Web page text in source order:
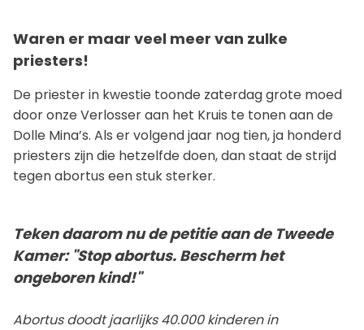
Waren er maar veel meer van zulke
priesters!
De priester in kwestie toonde zaterdag grote moed
door onze Verlosser aan het Kruis te tonen aan de
Dolle Mina’s. Als er volgend jaar nog tien, ja honderd
priesters zijn die hetzelfde doen, dan staat de strijd
tegen abortus een stuk sterker.
Teken daarom nu de petitie aan de Tweede
Kamer: "Stop abortus. Bescherm het
ongeboren kind!"
Abortus doodt jaarlijks 40.000 kinderen in